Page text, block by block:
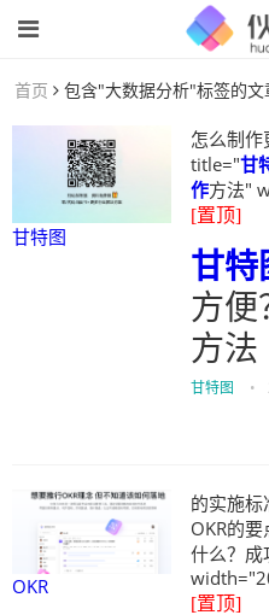
首页 包含"大数据分析"标签的文
甘特图
怎么制作
title="甘
作方法"
[置顶]
甘特
方便
方法
甘特图 •
OKR
的实施
OKR的
什么？成
[置顶]